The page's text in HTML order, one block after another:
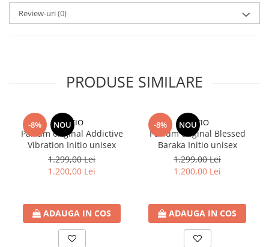
Review-uri(0)
PRODUSE SIMILARE
-8% NOU
INITIO
Parfum original Addictive
Vibration Initio unisex
1.299,00 Lei
1.200,00 Lei
ADAUGA IN COS
-8% NOU
INITIO
Parfum original Blessed
Baraka Initio unisex
1.299,00 Lei
1.200,00 Lei
ADAUGA IN COS